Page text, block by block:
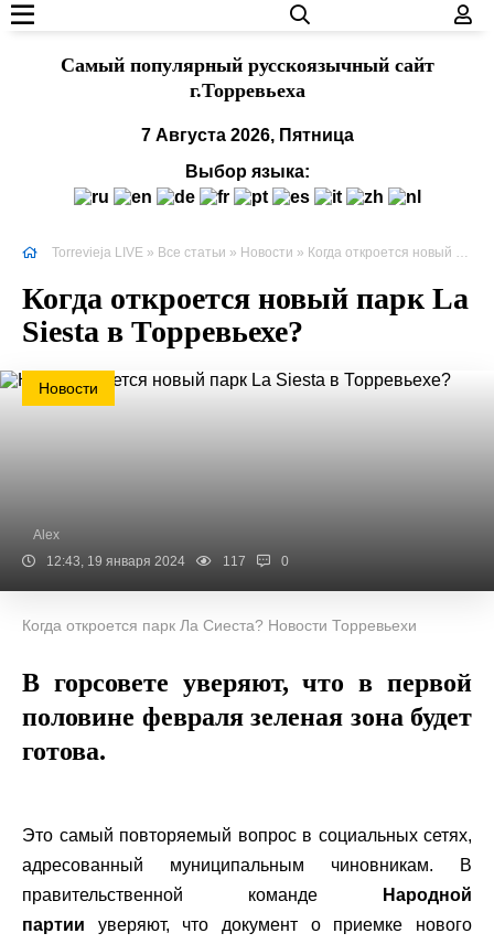
Cамый популярный русскоязычный сайт
г.Торревьеха
7 Августа 2026, Пятница
Выбор языка:
Torrevieja LIVE » Все статьи » Новости » Когда откроется новый парк La Siesta в Торревьехе?
Когда откроется новый парк La
Siesta в Торревьехе?
Новости
Alex
12:43, 19 января 2024
117 0
Когда откроется парк Ла Сиеста? Новости Торревьехи
В горсовете уверяют, что в первой
половине февраля зеленая зона будет
готова.
Это самый повторяемый вопрос в социальных сетях,
адресованный муниципальным чиновникам. В
правительственной команде
Народной
партии уверяют, что документ о приемке нового